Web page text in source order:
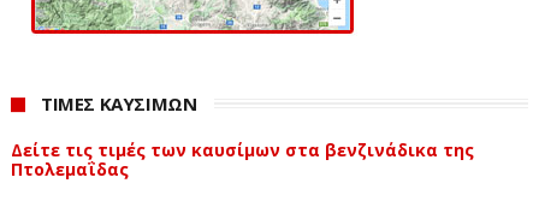
ΤΙΜΕΣ ΚΑΥΣΙΜΩΝ
Δείτε τις τιμές των καυσίμων στα βενζινάδικα της
Πτολεμαΐδας